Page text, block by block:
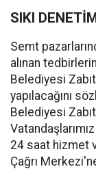
SIKI
Semt
alınan
Belediyesi
yapılacağını
Belediyesi
24 saat hizmet
Çağrı